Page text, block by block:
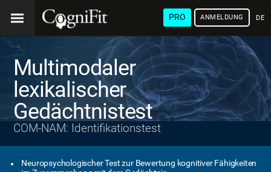
PRO ANMELDUNG
Multimodaler
lexikalischer
Gedächtnistest
COM-NAM: Identifikationstest
Neuropsychologischer Test zur Bewertung kognitiver Fähigkeiten